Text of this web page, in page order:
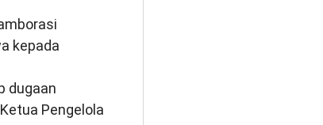
kepada
dugaan
Pengelola